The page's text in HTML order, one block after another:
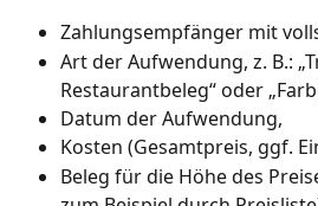
Zahlungsempfänger mit
Art der Aufwendung, z. B.:
Restaurantbeleg“ oder
Datum der Aufwendung,
Kosten (Gesamtpreis, ggf.
Beleg für die Höhe des